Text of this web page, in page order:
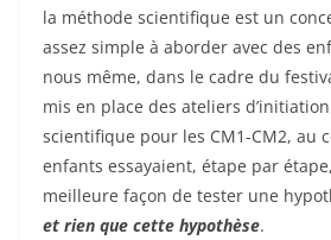
la méthode scientifique est un
assez simple à aborder avec des
nous même, dans le cadre du
mis en place des ateliers
scientifique pour les CM1-CM2, au
enfants essayaient, étape par
meilleure façon de tester une
et rien que cette hypothèse.